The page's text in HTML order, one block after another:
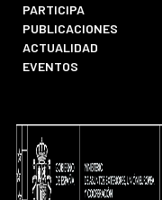
PARTICIPA
PUBLICACIONES
ACTUALIDAD
EVENTOS